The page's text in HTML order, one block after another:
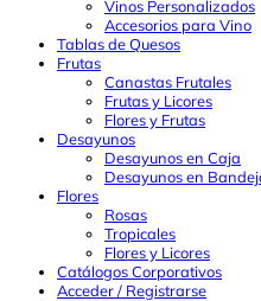
Vinos Personalizados
Accesorios para Vino
Tablas de Quesos
Frutas
Canastas Frutales
Frutas y Licores
Flores y Frutas
Desayunos
Desayunos en Caja
Desayunos en
Flores
Rosas
Tropicales
Flores y Licores
Catálogos Corporativos
Acceder / Registrarse